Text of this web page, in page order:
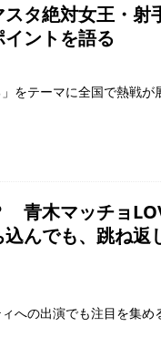
スタ絶対女王・射
ントを語る
をテーマに全国で熱戦が
青木マッチョ
んでも、跳ね返
への出演でも注目を集め